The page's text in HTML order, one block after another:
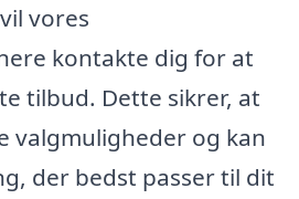
vores
kontakte dig for at
tilbud. Dette sikrer, at
valgmuligheder og kan
der bedst passer til dit